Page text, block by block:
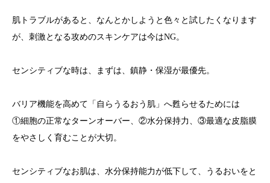
肌トラブルがあると、なんとかしようと色々と試したくなります
が、刺激となる攻めのスキンケアは今はNG。
センシティブな時は、まずは、鎮静・保湿が最優先。
バリア機能を高めて「自らうるおう肌」へ甦らせるためには
①細胞の正常なターンオーバー、②水分保持力、③最適な皮脂膜
をやさしく育むことが大切。
センシティブなお肌は、水分保持能力が低下して、うるおいをと